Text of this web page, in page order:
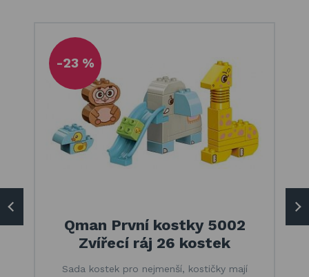
-23 %
Qman První kostky 5002
Zvířecí ráj 26 kostek
Sada kostek pro nejmenší, kostičky mají